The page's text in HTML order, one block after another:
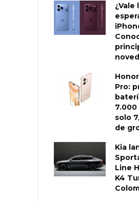
¿Vale
Honor
Pro:
7.000
solo
de
Kia
Line
K4